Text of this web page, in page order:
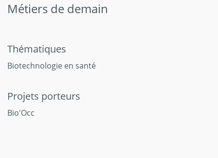
Métiers de demain
Thématiques
Biotechnologie en santé
Projets porteurs
Bio'Occ